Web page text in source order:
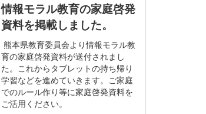
情報モラル教育の家庭啓発
資料を掲載しました。
熊本県教育委員会より情報モラル教
育の家庭啓発資料が送付されまし
た。これからタブレットの持ち帰り
学習などを進めていきます。ご家庭
でのルール作り等に家庭啓発資料を
ご活用ください。